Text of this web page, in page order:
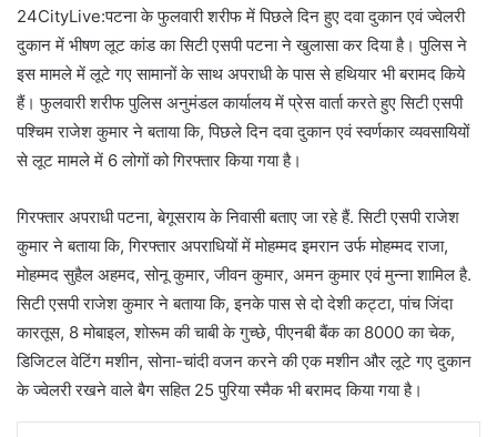
24CityLive:पटना के फुलवारी शरीफ में पिछले दिन हुए दवा दुकान एवं ज्वेलरी
दुकान में भीषण लूट कांड का सिटी एसपी पटना ने खुलासा कर दिया है। पुलिस ने
इस मामले में लूटे गए सामानों के साथ अपराधी के पास से हथियार भी बरामद किये
हैं। फुलवारी शरीफ पुलिस अनुमंडल कार्यालय में प्रेस वार्ता करते हुए सिटी एसपी
पश्चिम राजेश कुमार ने बताया कि, पिछले दिन दवा दुकान एवं स्वर्णकार व्यवसायियों
से लूट मामले में 6 लोगों को गिरफ्तार किया गया है।
गिरफ्तार अपराधी पटना, बेगूसराय के निवासी बताए जा रहे हैं. सिटी एसपी राजेश
कुमार ने बताया कि, गिरफ्तार अपराधियों में मोहम्मद इमरान उर्फ मोहम्मद राजा,
मोहम्मद सुहैल अहमद, सोनू कुमार, जीवन कुमार, अमन कुमार एवं मुन्ना शामिल है.
सिटी एसपी राजेश कुमार ने बताया कि, इनके पास से दो देशी कट्टा, पांच जिंदा
कारतूस, 8 मोबाइल, शोरूम की चाबी के गुच्छे, पीएनबी बैंक का 8000 का चेक,
डिजिटल वेटिंग मशीन, सोना-चांदी वजन करने की एक मशीन और लूटे गए दुकान
के ज्वेलरी रखने वाले बैग सहित 25 पुरिया स्मैक भी बरामद किया गया है।